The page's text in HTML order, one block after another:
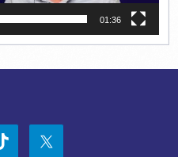
01:36